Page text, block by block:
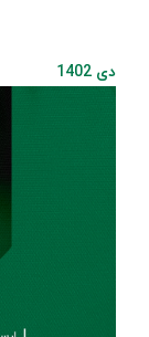
دی 1402